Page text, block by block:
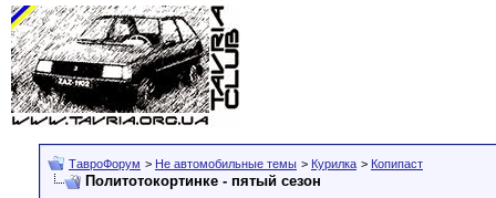
ТавроФорум > Не автомобильные темы > Курилка > Копипаст
Политотокортинке - пятый сезон